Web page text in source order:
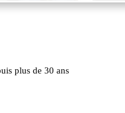
plus de 30 ans